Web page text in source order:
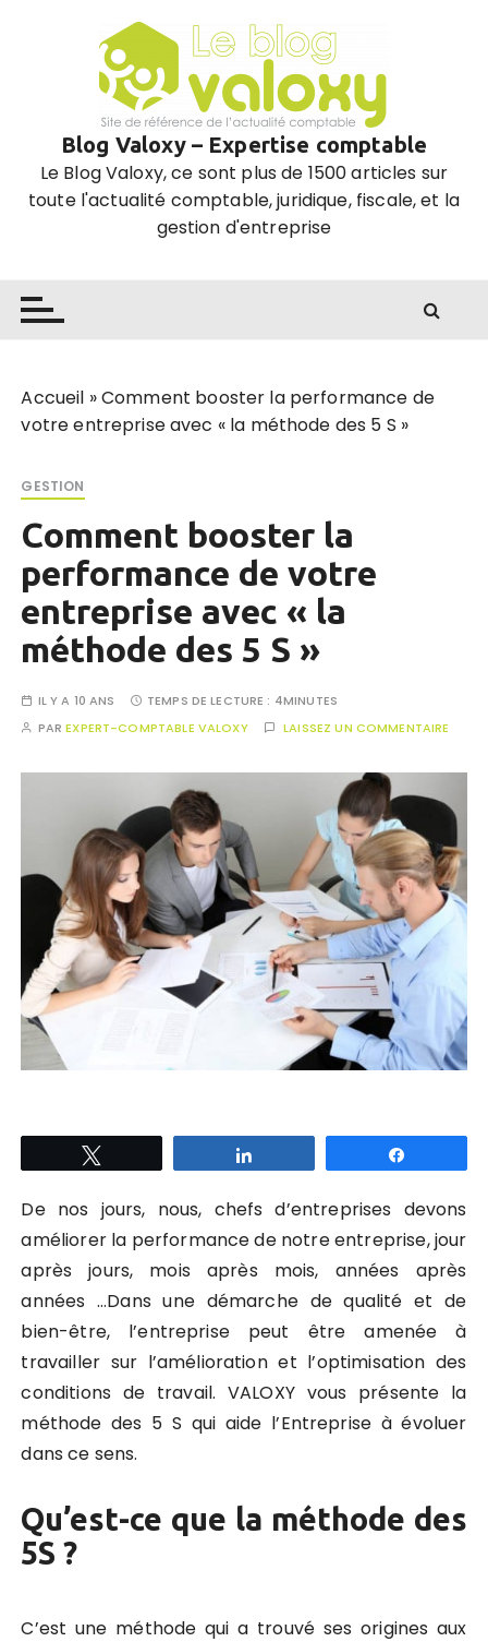
Blog Valoxy – Expertise comptable
Le Blog Valoxy, ce sont plus de 1500 articles sur
toute l'actualité comptable, juridique, fiscale, et la
gestion d'entreprise
Accueil »Comment booster la performance de
votre entreprise avec « la méthode des 5 S »
GESTION
Comment booster la
performance de votre
entreprise avec « la
méthode des 5 S »
IL Y A 10 ANS TEMPS DE LECTURE : 4MINUTES
PAREXPERT-COMPTABLE VALOXY LAISSEZ UN COMMENTAIRE
De nos jours, nous, chefs d’entreprises devons
améliorer la performance de notre entreprise, jour
après jours, mois après mois, années après
années …Dans une démarche de qualité et de
bien-être, l’entreprise peut être amenée à
travailler sur l’amélioration et l’optimisation des
conditions de travail. VALOXY vous présente la
méthode des 5 S qui aide l’Entreprise à évoluer
dans ce sens.
Qu’est-ce que la méthode des
5S ?
C’est une méthode qui a trouvé ses origines aux